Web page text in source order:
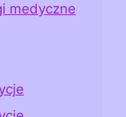
medyczne